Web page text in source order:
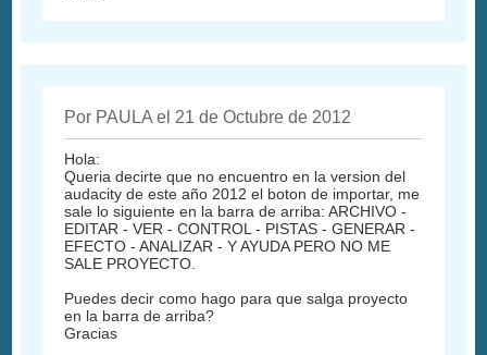
Por PAULA el 21 de Octubre de 2012
Hola:
Queria decirte que no encuentro en la version del
audacity de este año 2012 el boton de importar, me
sale lo siguiente en la barra de arriba: ARCHIVO -
EDITAR - VER - CONTROL - PISTAS - GENERAR -
EFECTO - ANALIZAR - Y AYUDA PERO NO ME
SALE PROYECTO.
Puedes decir como hago para que salga proyecto
en la barra de arriba?
Gracias